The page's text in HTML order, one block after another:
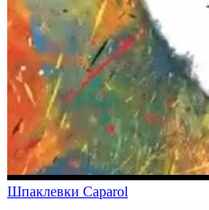
Шпаклевки Caparol